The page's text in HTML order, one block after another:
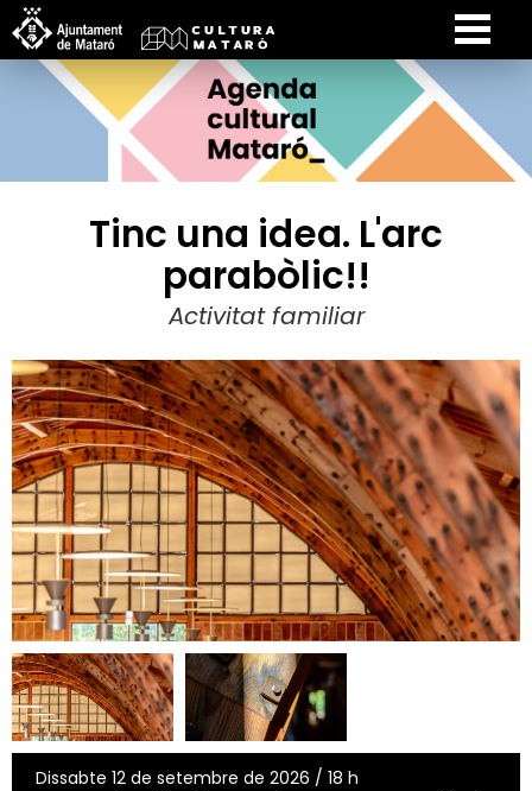
Tinc una idea. L'arc
parabòlic!!
Activitat familiar
Dissabte 12 de setembre de 2026 / 18 h